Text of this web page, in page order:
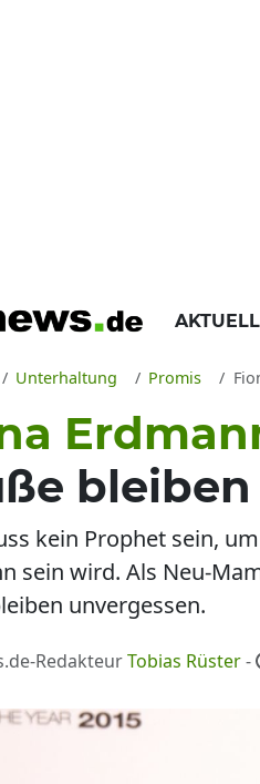
Unterhaltung Promis
kein Prophet sein,
sein wird. Als Neu-
unvergessen.
RedakteurTobias Rüster-